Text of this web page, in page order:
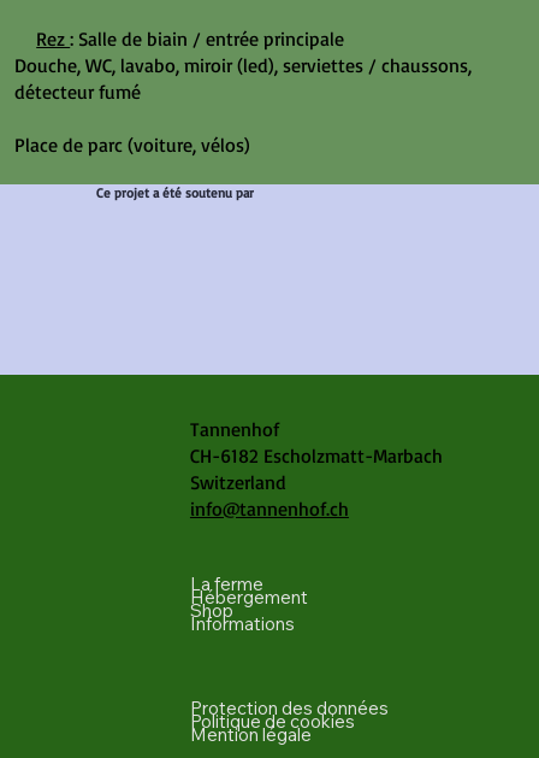
Rez: Salle de biain / entrée principale
Douche, WC, lavabo, miroir (led), serviettes / chaussons,
détecteur fumé
Place de parc (voiture, vélos)
Ce projet a été soutenu par
Tannenhof
CH-6182 Escholzmatt-Marbach
Switzerland
info@tannenhof.ch
La ferme
Hébergement
Shop
Informations
Protection des données
Politique de cookies
Mention légale